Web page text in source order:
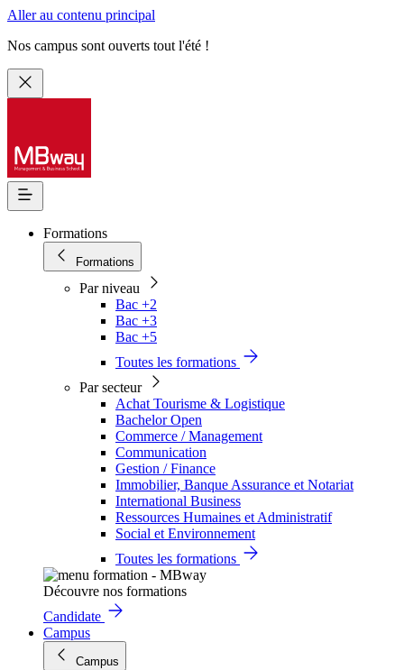
Aller au contenu principal
Nos campus sont ouverts tout l'été !
Formations
Formations
Par niveau
Bac +2
Bac +3
Bac +5
Toutes les formations
Par secteur
Achat Tourisme & Logistique
Bachelor Open
Commerce / Management
Communication
Gestion / Finance
Immobilier, Banque Assurance et Notariat
International Business
Ressources Humaines et Administratif
Social et Environnement
Toutes les formations
Découvre nos formations
Candidate
Campus
Campus